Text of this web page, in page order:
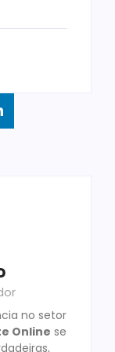
no setor
Online se